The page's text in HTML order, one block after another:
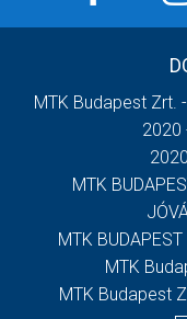
MTK Budapest Zrt.
2020
MTK
MTK
MTK
MTK Budapest